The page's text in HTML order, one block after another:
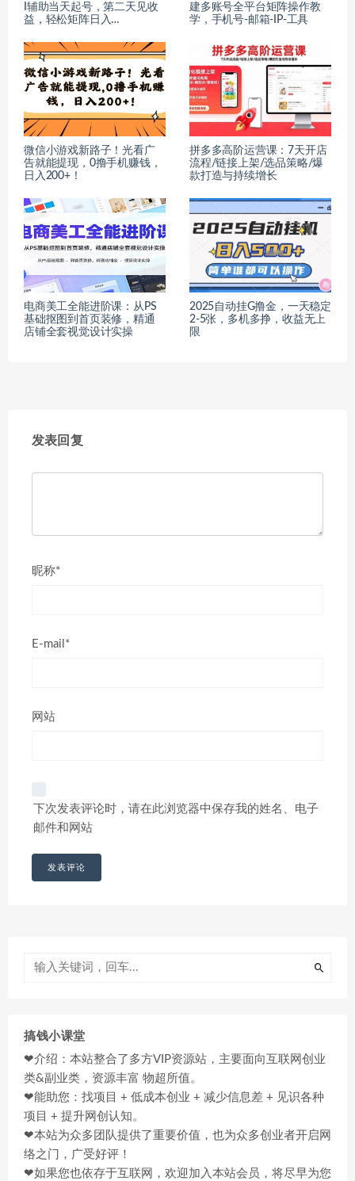
I辅助当天起号，第二天见收
益，轻松矩阵日入…
建多账号全平台矩阵操作教
学，手机号-邮箱-IP-工具
微信小游戏新路子！光看广
告就能提现，0撸手机赚钱，
日入200+！
拼多多高阶运营课：7天开店
流程/链接上架/选品策略/爆
款打造与持续增长
电商美工全能进阶课：从PS
基础抠图到首页装修，精通
店铺全套视觉设计实操
2025自动挂G撸金，一天稳定
2-5张，多机多挣，收益无上
限
发表回复
昵称*
E-mail*
网站
下次发表评论时，请在此浏览器中保存我的姓名、电子
邮件和网站
搞钱小课堂
❤介绍：本站整合了多方VIP资源站，主要面向互联网创业
类&副业类，资源丰富 物超所值。
❤能助您：找项目 + 低成本创业 + 减少信息差 + 见识各种
项目 + 提升网创认知。
❤本站为众多团队提供了重要价值，也为众多创业者开启网
络之门，广受好评！
❤如果您也依存于互联网，欢迎加入本站会员，将尽早为您